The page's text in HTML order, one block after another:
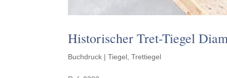
Historischer Tret-Tiegel
Buchdruck | Tiegel ,Trettiegel